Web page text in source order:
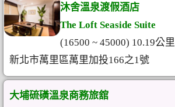
沐舍溫泉渡假酒店
The Loft Seaside Suite
(16500 ~ 45000) 10.19公里
新北市萬里區萬里加投166之1號
大埔硫磺溫泉商務旅舘